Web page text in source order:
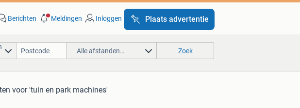
Berichten Meldingen Inloggen Plaats advertentie
Alle afstanden… Zoek
voor 'tuin en park machines'